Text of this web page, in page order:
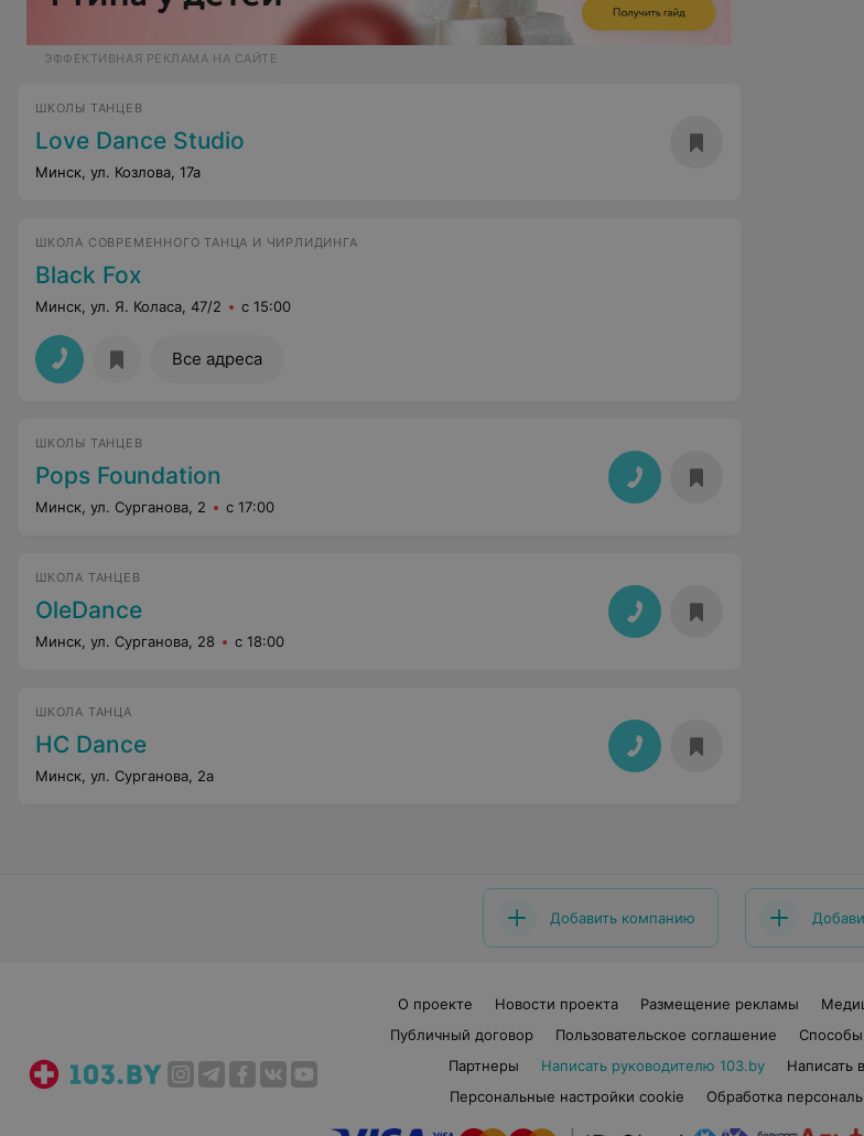
ЭФФЕКТИВНАЯ РЕКЛАМА НА САЙТЕ
ШКОЛЫ ТАНЦЕВ
Love Dance Studio
Минск, ул. Козлова, 17а
ШКОЛА СОВРЕМЕННОГО ТАНЦА И ЧИРЛИДИНГА
Black Fox
Минск, ул. Я. Коласа, 47/2 с 15:00
Все адреса
ШКОЛЫ ТАНЦЕВ
Pops Foundation
Минск, ул. Сурганова, 2 с 17:00
ШКОЛА ТАНЦЕВ
OleDance
Минск, ул. Сурганова, 28 с 18:00
ШКОЛА ТАНЦА
HC Dance
Минск, ул. Сурганова, 2а
Добавить компанию
О проекте Новости проекта Размещение рекламы
Публичный договор
Пользовательское соглашение
Партнеры
Написать руководителю 103.by
Написать
Персональные настройки cookie
Обработка